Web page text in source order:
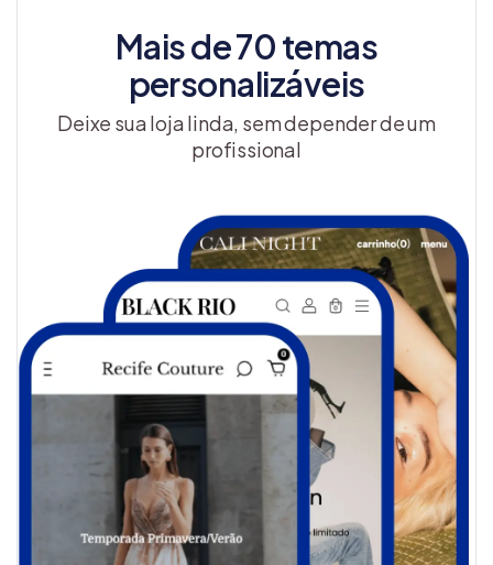
Mais de 70 temas
personalizáveis
Deixe sua loja linda, sem depender de um
profissional